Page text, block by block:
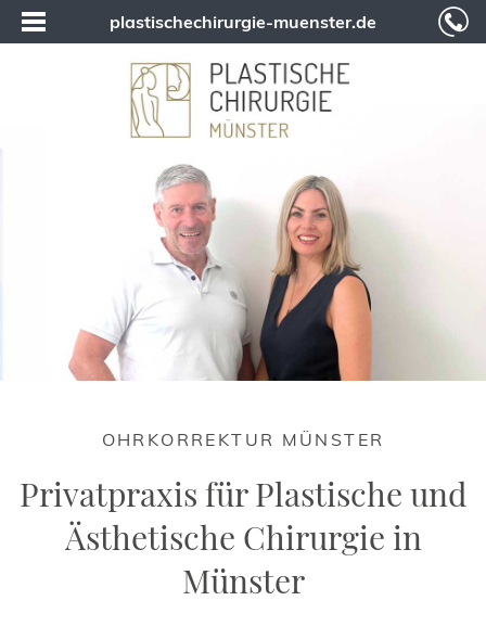
plastischechirurgie-muenster.de
OHRKORREKTUR MÜNSTER
Privatpraxis für Plastische und
Ästhetische Chirurgie in
Münster